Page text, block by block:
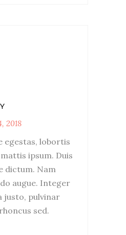
2018
egestas, lobortis
ipsum. Duis
dictum. Nam
augue. Integer
justo, pulvinar
sed.